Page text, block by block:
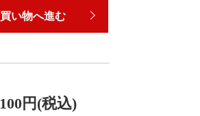
買い物へ進む
円(税込)